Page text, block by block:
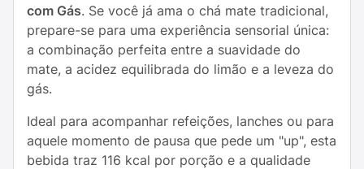
com Gás. Se você já ama o chá mate tradicional,
prepare-se para uma experiência sensorial única:
a combinação perfeita entre a suavidade do
mate, a acidez equilibrada do limão e a leveza do
gás.
Ideal para acompanhar refeições, lanches ou para
aquele momento de pausa que pede um "up", esta
bebida traz 116 kcal por porção e a qualidade